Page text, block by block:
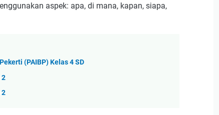
aspek: apa, di mana, kapan, siapa,
(PAIBP) Kelas 4 SD
2
2